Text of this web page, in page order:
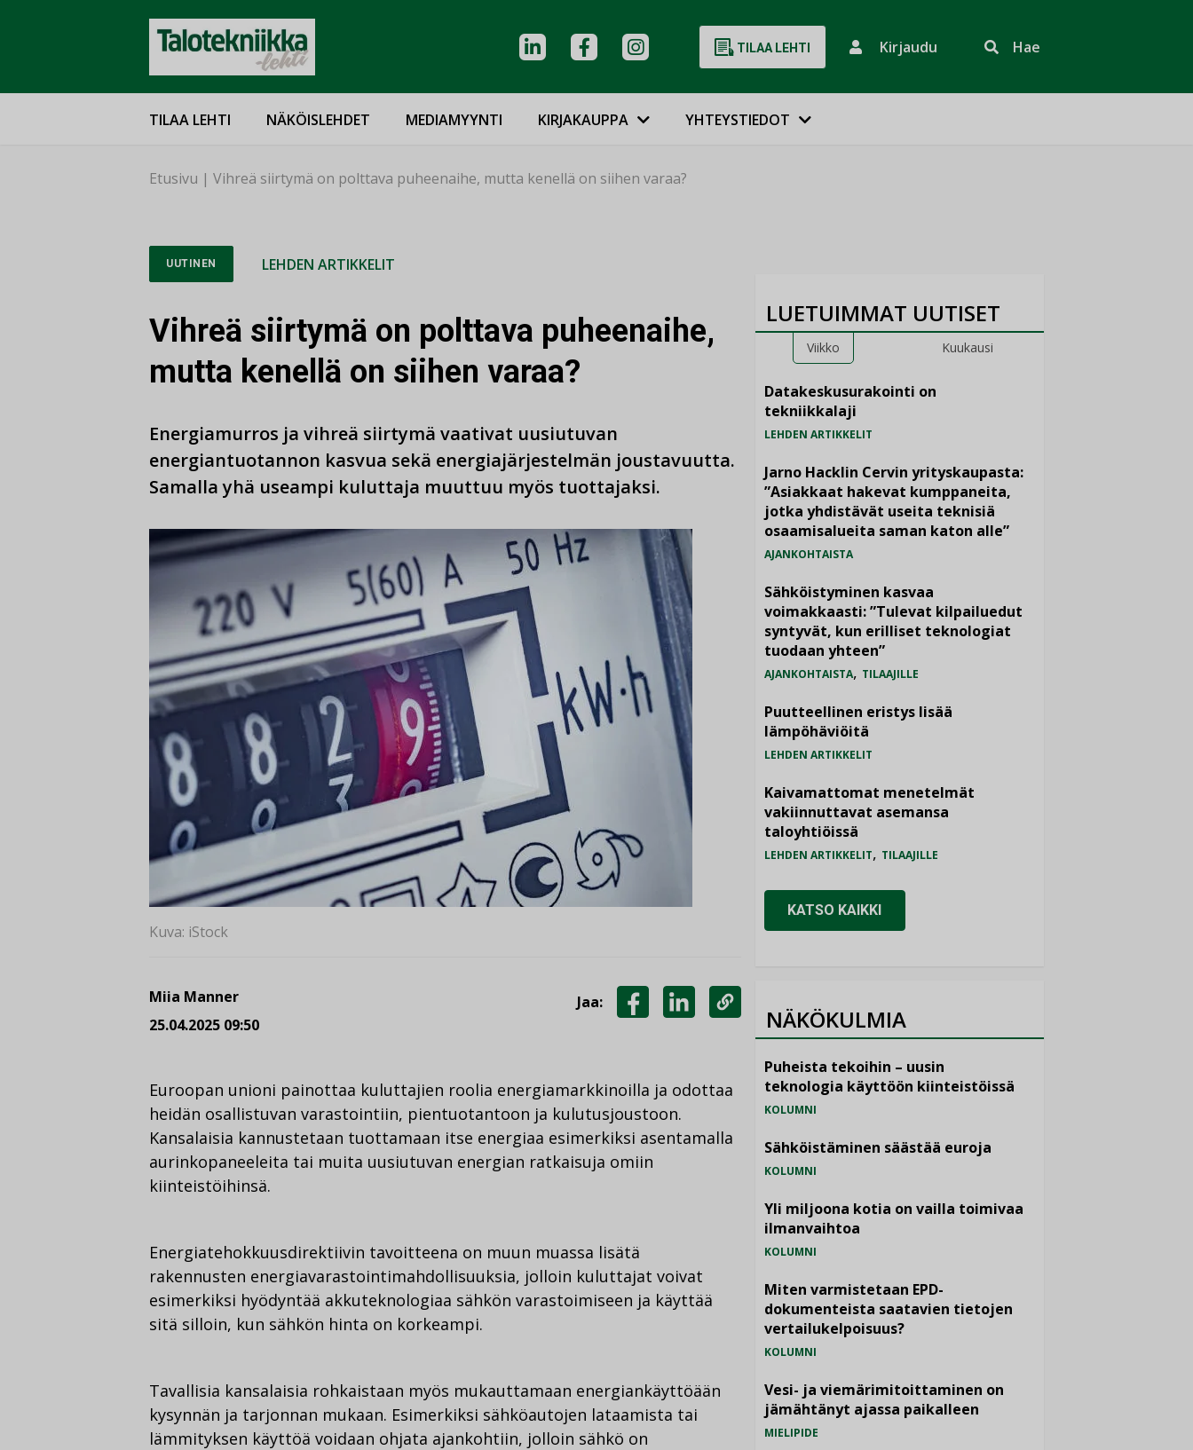
TILAA LEHTI Kirjaudu Hae
TILAA LEHTI NÄKÖISLEHDET MEDIAMYYNTI KIRJAKAUPPA YHTEYSTIEDOT
Etusivu | Vihreä siirtymä on polttava puheenaihe, mutta kenellä on siihen varaa?
UUTINEN LEHDEN ARTIKKELIT
Vihreä siirtymä on polttava puheenaihe,
mutta kenellä on siihen varaa?
Energiamurros ja vihreä siirtymä vaativat uusiutuvan
energiantuotannon kasvua sekä energiajärjestelmän joustavuutta.
Samalla yhä useampi kuluttaja muuttuu myös tuottajaksi.
Kuva: iStock
Miia Manner
25.04.2025 09:50
Jaa:
KOPIOI
Euroopan unioni painottaa kuluttajien roolia energiamarkkinoilla ja odottaa
heidän osallistuvan varastointiin, pientuotantoon ja kulutusjoustoon.
Kansalaisia kannustetaan tuottamaan itse energiaa esimerkiksi asentamalla
aurinkopaneeleita tai muita uusiutuvan energian ratkaisuja omiin
kiinteistöihinsä.
Energiatehokkuusdirektiivin tavoitteena on muun muassa lisätä
rakennusten energiavarastointimahdollisuuksia, jolloin kuluttajat voivat
esimerkiksi hyödyntää akkuteknologiaa sähkön varastoimiseen ja käyttää
sitä silloin, kun sähkön hinta on korkeampi.
Tavallisia kansalaisia rohkaistaan myös mukauttamaan energiankäyttöään
kysynnän ja tarjonnan mukaan. Esimerkiksi sähköautojen lataamista tai
lämmityksen käyttöä voidaan ohjata ajankohtiin, jolloin sähkö on
LUETUIMMAT UUTISET
Viikko Kuukausi
Datakeskusurakointi on
tekniikkalaji
LEHDEN ARTIKKELIT
Jarno Hacklin Cervin yrityskaupasta:
”Asiakkaat hakevat kumppaneita,
jotka yhdistävät useita teknisiä
osaamisalueita saman katon alle”
AJANKOHTAISTA
Sähköistyminen kasvaa
voimakkaasti: ”Tulevat kilpailuedut
syntyvät, kun erilliset teknologiat
tuodaan yhteen”
AJANKOHTAISTA, TILAAJILLE
Puutteellinen eristys lisää
lämpöhäviöitä
LEHDEN ARTIKKELIT
Kaivamattomat menetelmät
vakiinnuttavat asemansa
taloyhtiöissä
LEHDEN ARTIKKELIT, TILAAJILLE
KATSO KAIKKI
NÄKÖKULMIA
Puheista tekoihin – uusin
teknologia käyttöön kiinteistöissä
KOLUMNI
Sähköistäminen säästää euroja
KOLUMNI
Yli miljoona kotia on vailla toimivaa
ilmanvaihtoa
KOLUMNI
Miten varmistetaan EPD-
dokumenteista saatavien tietojen
vertailukelpoisuus?
KOLUMNI
Vesi- ja viemärimitoittaminen on
jämähtänyt ajassa paikalleen
MIELIPIDE